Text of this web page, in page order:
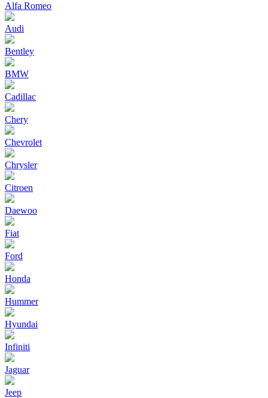
Alfa Romeo
Audi
Bentley
BMW
Cadillac
Chery
Chevrolet
Chrysler
Citroen
Daewoo
Fiat
Ford
Honda
Hummer
Hyundai
Infiniti
Jaguar
Jeep